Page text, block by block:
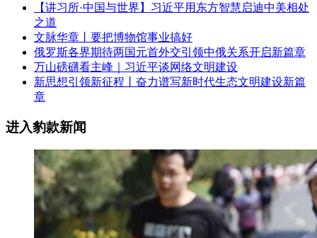
【讲习所·中国与世界】习近平用东方智慧启迪中美相处
之道
文脉华章丨要把博物馆事业搞好
俄罗斯各界期待两国元首外交引领中俄关系开启新篇章
万山磅礴看主峰｜习近平谈网络文明建设
新思想引领新征程丨奋力谱写新时代生态文明建设新篇
章
进入豹款新闻